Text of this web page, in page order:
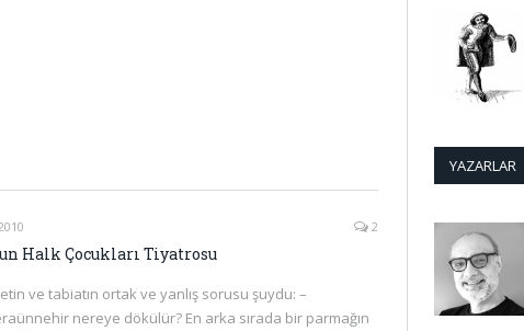
2
Halk Çocukları Tiyatrosu
ve tabiatın ortak ve yanlış sorusu şuydu: –
nereye dökülür? En arka sırada bir parmağın
YAZARLAR